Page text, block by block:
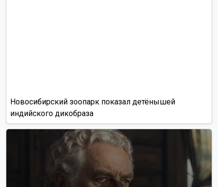
Новосибирский зоопарк показал детёнышей
индийского дикобраза